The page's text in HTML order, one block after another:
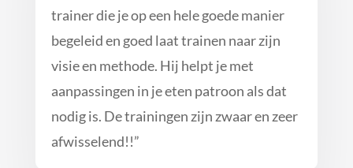
trainer die je op een hele goede manier
begeleid en goed laat trainen naar zijn
visie en methode. Hij helpt je met
aanpassingen in je eten patroon als dat
nodig is. De trainingen zijn zwaar en zeer
afwisselend!!”